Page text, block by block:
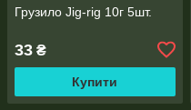
Грузило Jig-rig 10г 5шт.
33 ₴
Купити